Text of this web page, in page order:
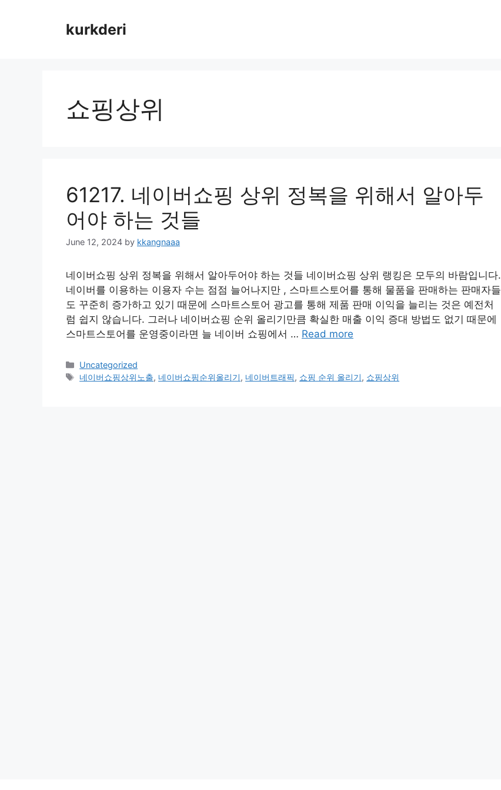
kurkderi
쇼핑상위
61217. 네이버쇼핑 상위 정복을 위해서 알아두
어야 하는 것들
June 12, 2024 by kkangnaaa
네이버쇼핑 상위 정복을 위해서 알아두어야 하는 것들 네이버쇼핑 상위 랭킹은 모두의 바람입니다.
네이버를 이용하는 이용자 수는 점점 늘어나지만 , 스마트스토어를 통해 물품을 판매하는 판매자들
도 꾸준히 증가하고 있기 때문에 스마트스토어 광고를 통해 제품 판매 이익을 늘리는 것은 예전처
럼 쉽지 않습니다. 그러나 네이버쇼핑 순위 올리기만큼 확실한 매출 이익 증대 방법도 없기 때문에
스마트스토어를 운영중이라면 늘 네이버 쇼핑에서 … Read more
Categories
Uncategorized
Tags
네이버쇼핑상위노출, 네이버쇼핑순위올리기, 네이버트래픽, 쇼핑 순위 올리기, 쇼핑상위